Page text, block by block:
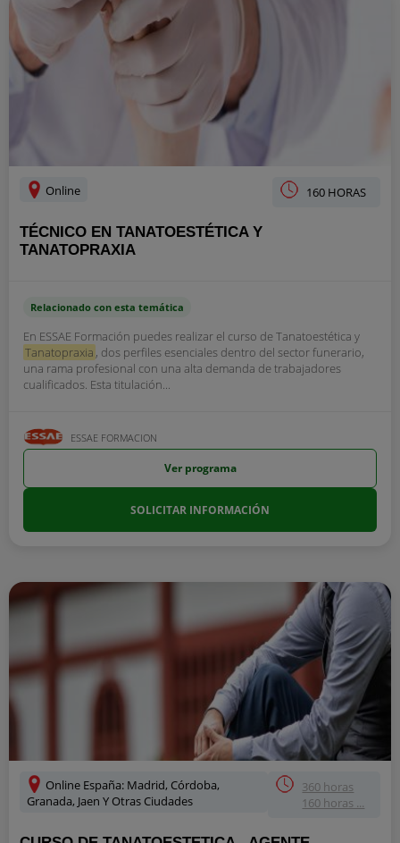
Online 160 HORAS
TÉCNICO EN TANATOESTÉTICA Y
TANATOPRAXIA
Relacionado con esta temática
En ESSAE Formación puedes realizar el curso de Tanatoestética y
Tanatopraxia , dos perfiles esenciales dentro del sector funerario,
una rama profesional con una alta demanda de trabajadores
cualificados. Esta titulación...
ESSAE FORMACION
Ver programa
SOLICITAR INFORMACIÓN
Online España: Madrid, Córdoba,
Granada, Jaen Y Otras Ciudades
360 horas
160 horas ...